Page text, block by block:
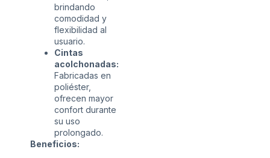
brindando
comodidad y
flexibilidad al
usuario.
Cintas
acolchonadas:
Fabricadas en
poliéster,
ofrecen mayor
confort durante
su uso
prolongado.
Beneficios: